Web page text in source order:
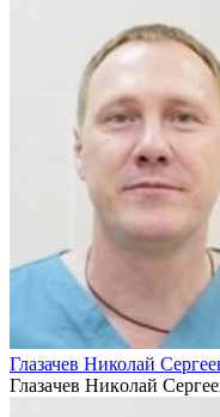
Глазачев Николай
Глaзaчeв Никoлaй